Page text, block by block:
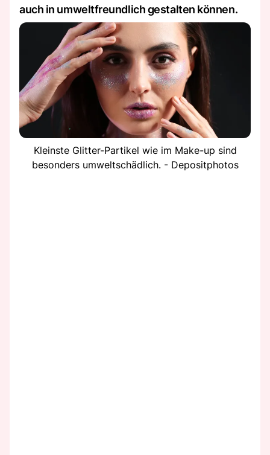
auch in umweltfreundlich gestalten können.
Kleinste Glitter-Partikel wie im Make-up sind
besonders umweltschädlich. - Depositphotos